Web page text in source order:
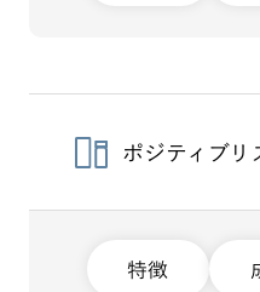
ポジティブリ
特徴